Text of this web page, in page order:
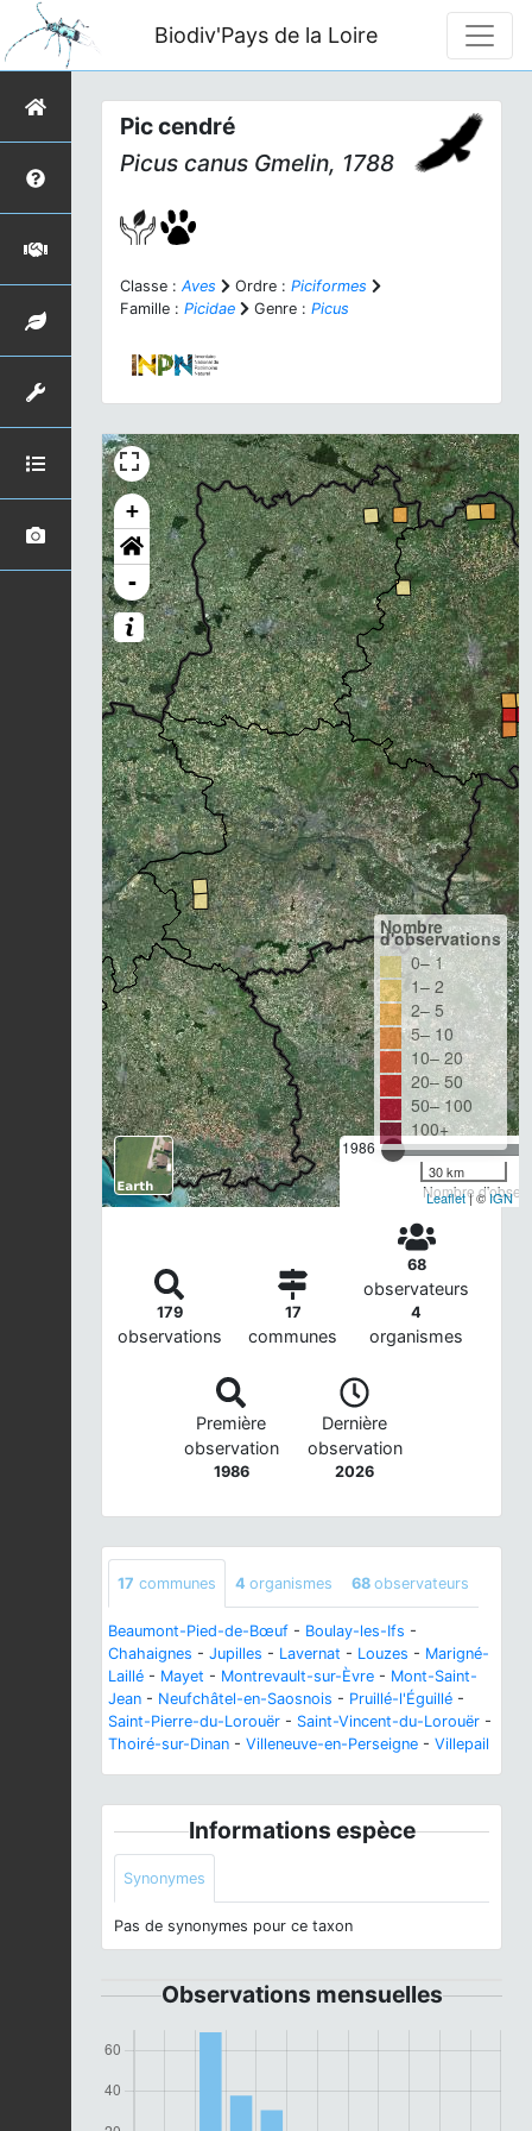
Biodiv'Pays de la Loire
Pic cendré
Picus canus Gmelin, 1788
Classe : Aves Ordre : Piciformes
Famille : Picidae Genre : Picus
+
-
1986
Nombre
Nombre
d'observations
0– 1
1– 2
2– 5
5– 10
10– 20
20– 50
50– 100
100+
30 km
Leaflet| ©IGN
179
observations
17
communes
68
observateurs
4
organismes
Première
observation
1986
Dernière
observation
2026
17 communes 4 organismes 68 observateurs
Beaumont-Pied-de-Bœuf - Boulay-les-Ifs -
Chahaignes - Jupilles - Lavernat - Louzes - Marigné-
Laillé - Mayet - Montrevault-sur-Èvre - Mont-Saint-
Jean - Neufchâtel-en-Saosnois - Pruillé-l'Éguillé -
Saint-Pierre-du-Lorouër - Saint-Vincent-du-Lorouër -
Thoiré-sur-Dinan - Villeneuve-en-Perseigne - Villepail
Informations espèce
Synonymes
Pas de synonymes pour ce taxon
Observations mensuelles